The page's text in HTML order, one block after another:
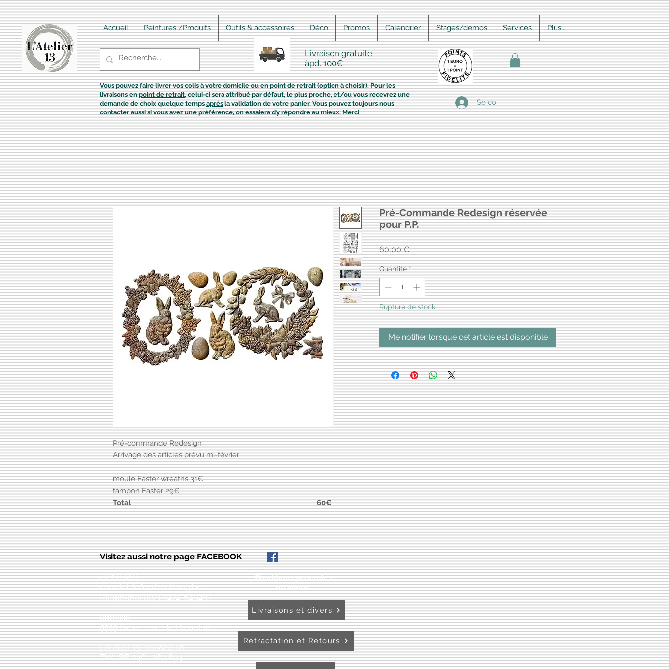
Accueil Peintures /Produits Outils & accessoires Déco Promos Calendrier Stages/démos Services Plus...
Livraison gratuite
àpd. 100€
Se connecter
Vous pouvez faire livrer vos colis à votre domicile ou en point de retrait (option à choisir). Pour les
livraisons enpoint de retrait, celui-ci sera attribué par défaut, le plus proche, et/ou vous recevrez une
demande de choix quelque tempsaprèsla validation de votre panier. Vous pouvez toujours nous
contacter aussi si vous avez une préférence, on essaiera d’y répondre au mieux. Merci
Pré-commande Redesign
Arrivage des articles prévu mi-février
moule Easter wreaths 31€
tampon Easter 29€
Total 60€
Pré-Commande Redesign réservée
pour P.P.
60,00 €Prix
Quantité *
Rupture de stock
Me notifier lorsque cet article est disponible
Visitez aussi notre page FACEBOOK
CONTACT:
courriel:info@latelier13.be
téléphone: 00(32)474-649433
adresse:
5555 Bièvre, rue de Dinant 41
L'Atelier 13, phil&co srl
TVA: BE 0461 089 894
Conditions générales
de vente::
Livraisons et divers
Rétractation et Retours